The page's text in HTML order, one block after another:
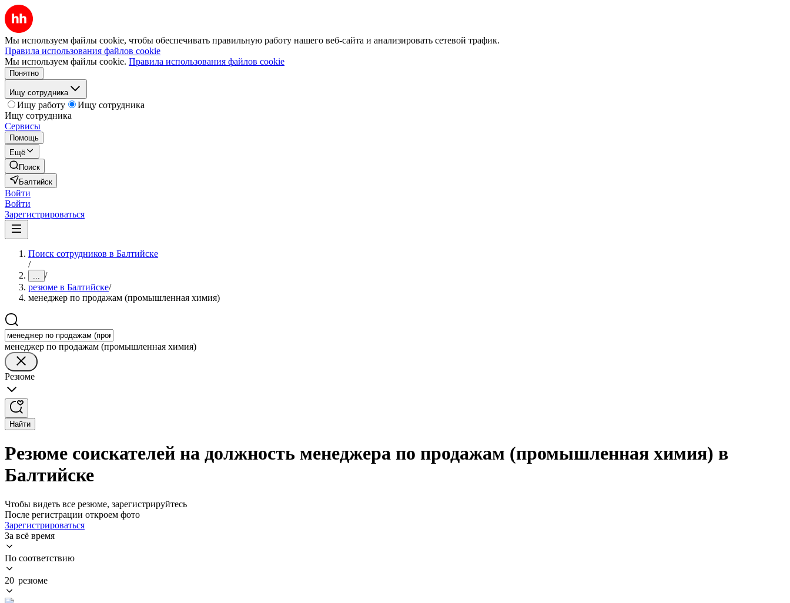
Мы используем файлы cookie, чтобы обеспечивать правильную работу нашего веб-сайта и анализировать сетевой трафик.
Правила использования файлов cookie
Мы используем файлы cookie. Правила использования файлов cookie
Понятно
Ищу сотрудника
Ищу работу
Ищу сотрудника
Ищу сотрудника
Сервисы
Помощь
Ещё
Поиск
Балтийск
Войти
Войти
Зарегистрироваться
Поиск сотрудников в Балтийске
/
... /
резюме в Балтийске/
менеджер по продажам (промышленная химия)
менеджер по продажам (промышленная химия)
Резюме
Найти
Резюме соискателей на должность менеджера по продажам (промышленная химия) в
Балтийске
Чтобы видеть все резюме, зарегистрируйтесь
После регистрации откроем фото
Зарегистрироваться
За всё время
По соответствию
20 резюме